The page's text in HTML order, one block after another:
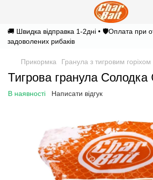
🚚 Швидка відправка 1-2дні • 🛡️Оплата при
задоволених рибаків
Прикормка Гранула з тигровим горіхом
Тигрова гранула Солодка
В наявності Написати відгук